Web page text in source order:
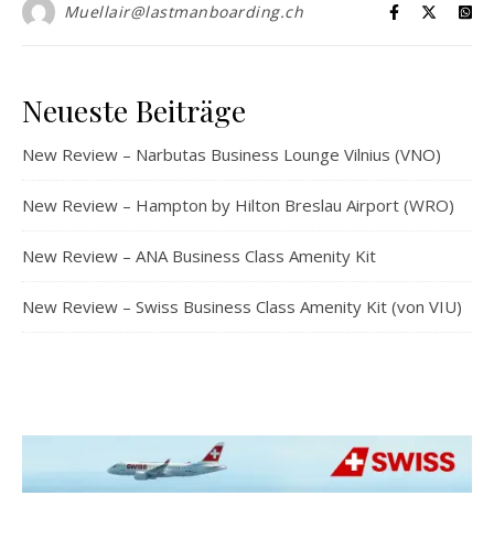
Muellair@lastmanboarding.ch
Neueste Beiträge
New Review – Narbutas Business Lounge Vilnius (VNO)
New Review – Hampton by Hilton Breslau Airport (WRO)
New Review – ANA Business Class Amenity Kit
New Review – Swiss Business Class Amenity Kit (von VIU)